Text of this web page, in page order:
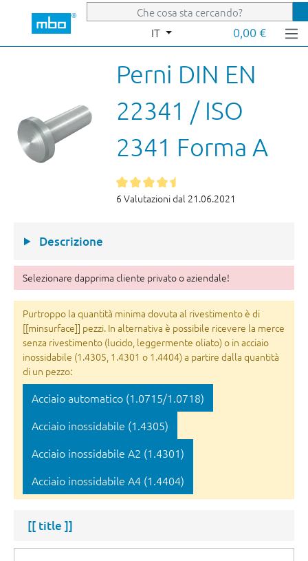
Passa al contenuto principale
IT 0,00 €
Perni DIN EN
22341 / ISO
2341 Forma A
6 Valutazioni dal 21.06.2021
Descrizione
Selezionare dapprima cliente privato o aziendale!
Purtroppo la quantità minima dovuta al rivestimento è di
[[minsurface]] pezzi. In alternativa è possibile ricevere la merce
senza rivestimento (lucido, leggermente oliato) o in acciaio
inossidabile (1.4305, 1.4301 o 1.4404) a partire dalla quantità
di un pezzo:
Acciaio automatico (1.0715/1.0718)
Acciaio inossidabile (1.4305)
Acciaio inossidabile A2 (1.4301)
Acciaio inossidabile A4 (1.4404)
[[ title ]]